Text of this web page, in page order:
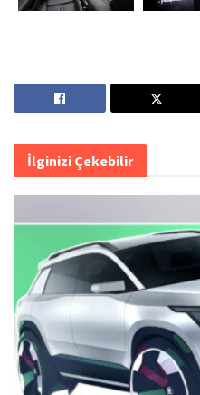
İlginizi Çekebilir